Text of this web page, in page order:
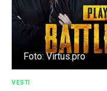
Foto: Virtus.pro
VESTI